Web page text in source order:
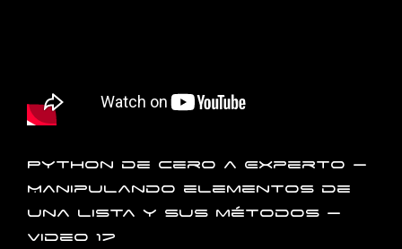
Python de Cero a Experto –
Manipulando elementos de
una lista y sus métodos –
Video 17